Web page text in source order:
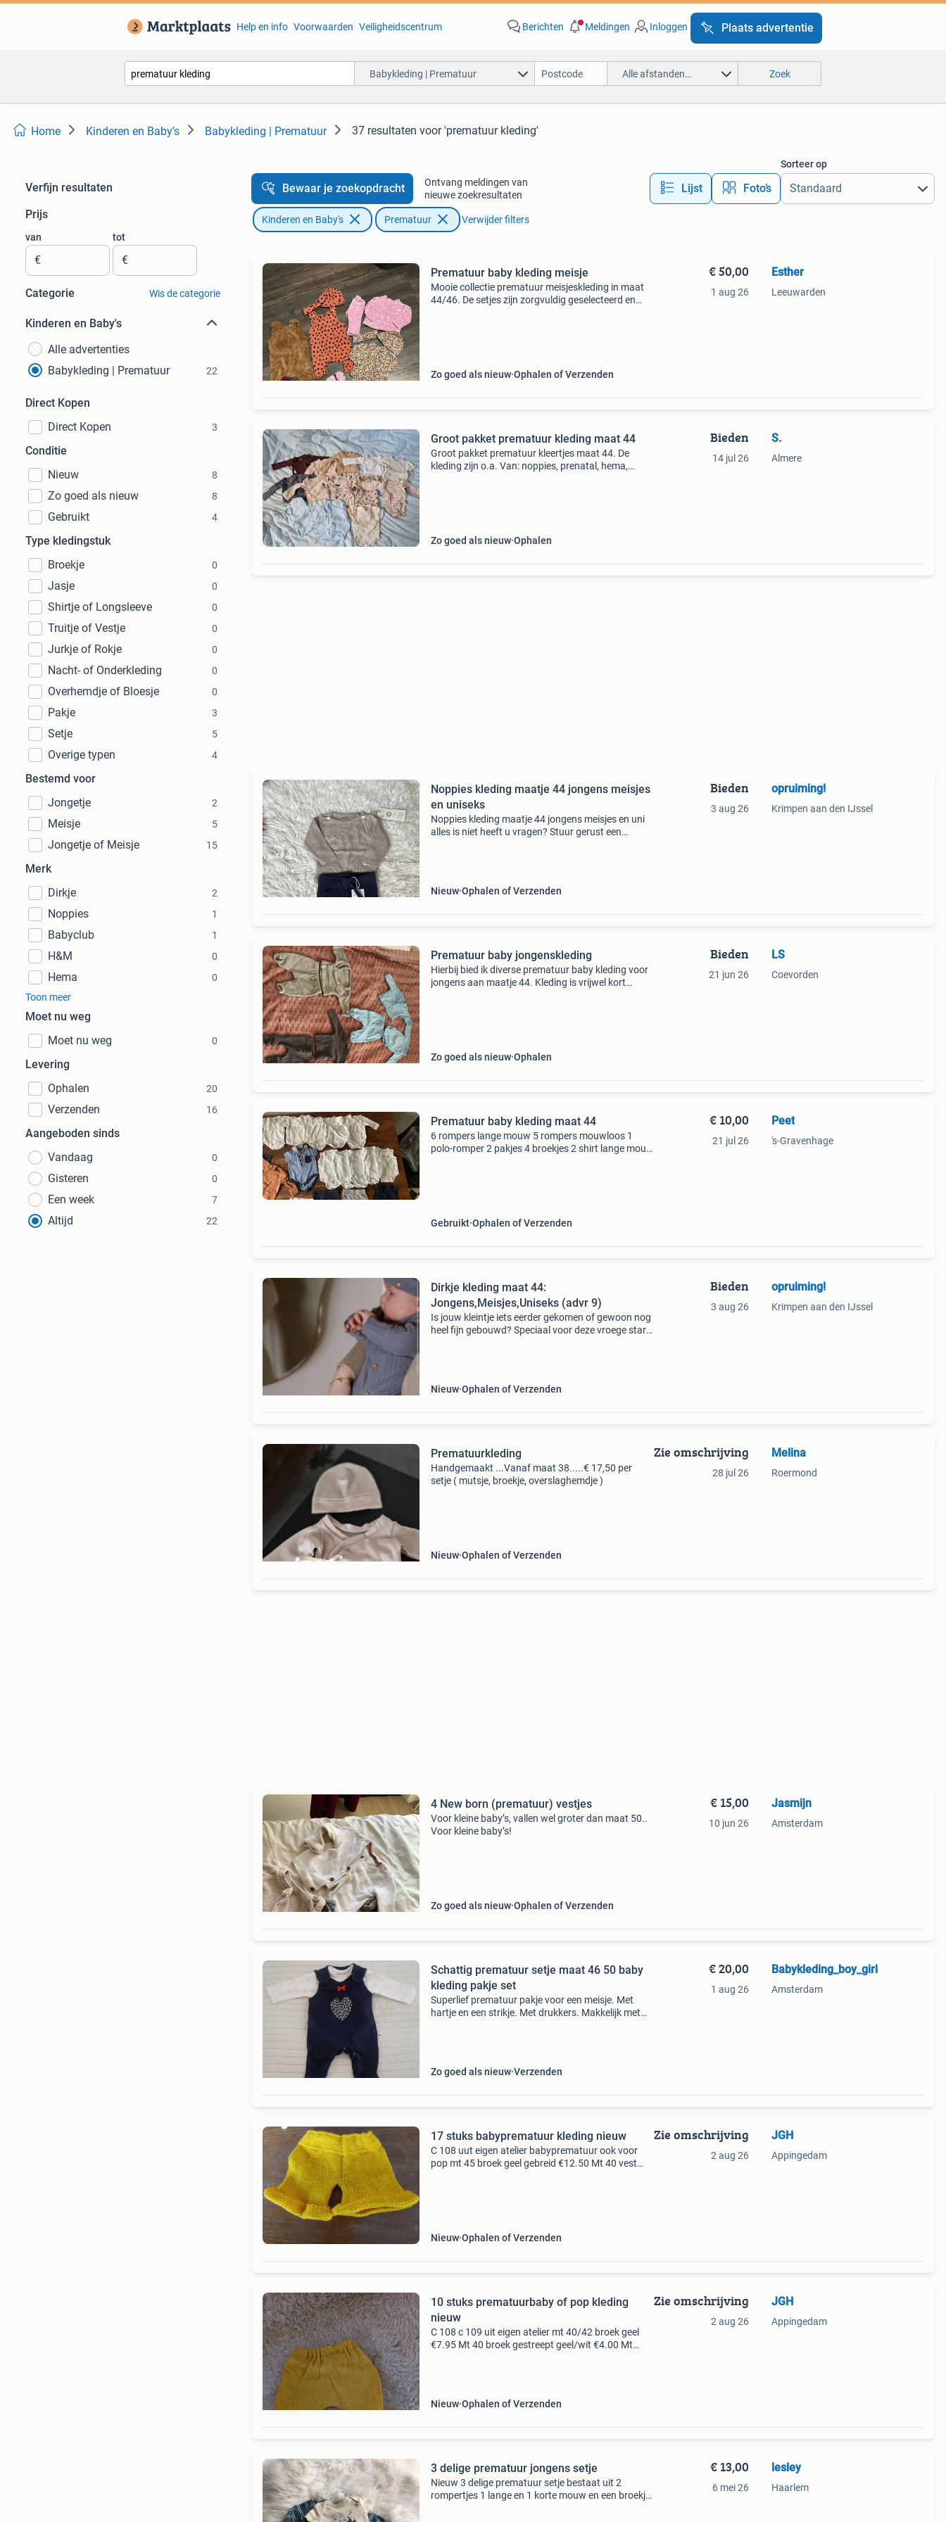
Help en info Voorwaarden Veiligheidscentrum Berichten Meldingen Inloggen Plaats advertentie
Babykleding | Prematuur Alle afstanden… Zoek
Home Kinderen en Baby's Babykleding | Prematuur 37 resultaten voor 'prematuur kleding'
Verfijn resultaten
Prijs
van
€
tot
€
Categorie Wis de categorie
Kinderen en Baby's
Alle advertenties
Babykleding | Prematuur
22
Direct Kopen
Direct Kopen
3
Conditie
Nieuw
8
Zo goed als nieuw 8
Gebruikt 4
Type kledingstuk
Broekje
0
Jasje 0
Shirtje of Longsleeve 0
Truitje of Vestje 0
Jurkje of Rokje 0
Nacht- of Onderkleding 0
Overhemdje of Bloesje 0
Pakje 3
Setje 5
Overige typen 4
Bestemd voor
Jongetje
2
Meisje 5
Jongetje of Meisje 15
Merk
Dirkje
2
Noppies 1
Babyclub 1
H&M 0
Hema
0
Toon meer
Moet nu weg
Moet nu weg
0
Levering
Ophalen
20
Verzenden 16
Aangeboden sinds
Vandaag
0
Gisteren 0
Een week 7
Altijd 22
Bewaar je zoekopdracht
Ontvang meldingen van
nieuwe zoekresultaten
Lijst Foto’s
Sorteer op
Kinderen en Baby's Prematuur Verwijder filters
Prematuur baby kleding meisje
Mooie collectie prematuur meisjeskleding in maat
44/46. De setjes zijn zorgvuldig geselecteerd en
Zo goed als nieuw Ophalen of Verzenden
€ 50,00
1 aug 26
Esther
Leeuwarden
Groot pakket prematuur kleding maat 44
Groot pakket prematuur kleertjes maat 44. De
kleding zijn o.a. Van: noppies, prenatal, hema,
Zo goed als nieuw Ophalen
Bieden
14 jul 26
S.
Almere
Noppies kleding maatje 44 jongens meisjes
en uniseks
Noppies kleding maatje 44 jongens meisjes en uni
alles is niet heeft u vragen? Stuur gerust een
Nieuw Ophalen of Verzenden
Bieden
3 aug 26
opruiming!
Krimpen aan den IJssel
Prematuur baby jongenskleding
Hierbij bied ik diverse prematuur baby kleding voor
jongens aan maatje 44. Kleding is vrijwel kort
Zo goed als nieuw Ophalen
Bieden
21 jun 26
LS
Coevorden
Prematuur baby kleding maat 44
6 rompers lange mouw 5 rompers mouwloos 1
polo-romper 2 pakjes 4 broekjes 2 shirt lange mouw
Gebruikt Ophalen of Verzenden
€ 10,00
21 jul 26
Peet
's-Gravenhage
Dirkje kleding maat 44:
Jongens,Meisjes,Uniseks (advr 9)
Is jouw kleintje iets eerder gekomen of gewoon nog
heel fijn gebouwd? Speciaal voor deze vroege start
Nieuw Ophalen of Verzenden
Bieden
3 aug 26
opruiming!
Krimpen aan den IJssel
Prematuurkleding
Handgemaakt ...Vanaf maat 38.....€ 17,50 per
setje ( mutsje, broekje, overslaghemdje )
Nieuw Ophalen of Verzenden
Zie omschrijving
28 jul 26
Melina
Roermond
4 New born (prematuur) vestjes
Voor kleine baby’s, vallen wel groter dan maat 50..
Voor kleine baby’s!
Zo goed als nieuw Ophalen of Verzenden
€ 15,00
10 jun 26
Jasmijn
Amsterdam
Schattig prematuur setje maat 46 50 baby
kleding pakje set
Superlief prematuur pakje voor een meisje. Met
hartje en een strikje. Met drukkers. Makkelijk met
Zo goed als nieuw Verzenden
€ 20,00
1 aug 26
Babykleding_boy_girl
Amsterdam
17 stuks babyprematuur kleding nieuw
C 108 uut eigen atelier babyprematuur ook voor
pop mt 45 broek geel gebreid €12.50 Mt 40 vest
Nieuw Ophalen of Verzenden
Zie omschrijving
2 aug 26
JGH
Appingedam
10 stuks prematuurbaby of pop kleding
nieuw
C 108 c 109 uit eigen atelier mt 40/42 broek geel
€7.95 Mt 40 broek gestreept geel/wit €4.00 Mt
Nieuw Ophalen of Verzenden
Zie omschrijving
2 aug 26
JGH
Appingedam
3 delige prematuur jongens setje
Nieuw 3 delige prematuur setje bestaat uit 2
rompertjes 1 lange en 1 korte mouw en een broekje
€ 13,00
6 mei 26
lesley
Haarlem